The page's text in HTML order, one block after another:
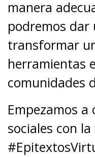
manera
podremos
transformar
herramientas
comunidades
Empezamos a
sociales con